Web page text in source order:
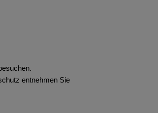
entnehmen Sie